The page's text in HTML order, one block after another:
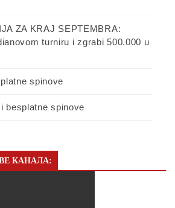
ZA KRAJ SEPTEMBRA:
turniru i zgrabi 500.000 u
spinove
besplatne spinove
КАНАЛА: